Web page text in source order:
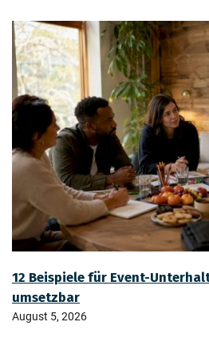
12 Beispiele für Event-
umsetzbar
August 5, 2026